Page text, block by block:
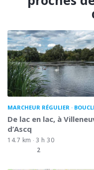
MARCHEUR RÉGULIER
De lac en lac, à
d’Ascq
14.7 km
3 h 30
2